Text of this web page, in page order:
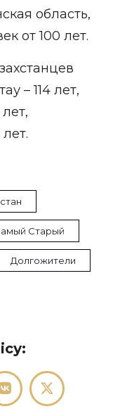
область,
от 100 лет.
– 114 лет,
Старый
Долгожители